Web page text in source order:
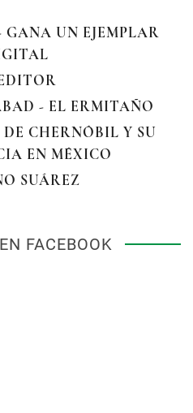
GANA UN EJEMPLAR
- EL ERMITAÑO
CHERNÓBIL Y SU
EN MÉXICO
SUÁREZ
FACEBOOK